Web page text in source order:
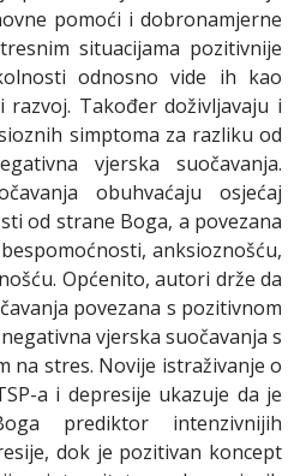
pomoći i dobronamjerne
situacijama pozitivnije
odnosno vide ih kao
Također doživljavaju i
simptoma za razliku od
vjerska suočavanja.
obuhvaćaju osjećaj
od strane Boga, a povezana
anksioznošću,
Općenito, autori drže da
povezana s pozitivnom
vjerska suočavanja s
na stres. Novije istraživanje o
a i depresije ukazuje da je
prediktor intenzivnijih
dok je pozitivan koncept